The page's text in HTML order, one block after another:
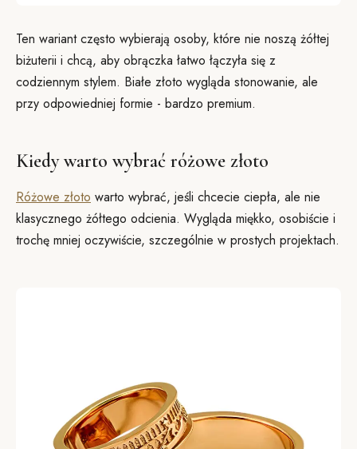
Ten wariant często wybierają osoby, które nie noszą żółtej
biżuterii i chcą, aby obrączka łatwo łączyła się z
codziennym stylem. Białe złoto wygląda stonowanie, ale
przy odpowiedniej formie - bardzo premium.
Kiedy warto wybrać różowe złoto
Różowe złoto warto wybrać, jeśli chcecie ciepła, ale nie
klasycznego żółtego odcienia. Wygląda miękko, osobiście i
trochę mniej oczywiście, szczególnie w prostych projektach.